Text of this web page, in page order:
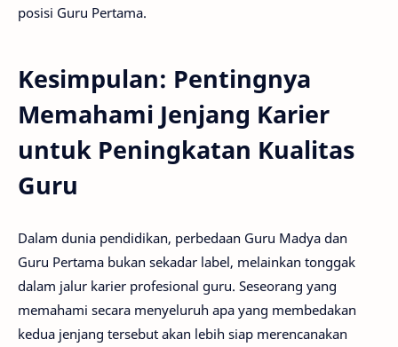
posisi Guru Pertama.
Kesimpulan: Pentingnya
Memahami Jenjang Karier
untuk Peningkatan Kualitas
Guru
Dalam dunia pendidikan, perbedaan Guru Madya dan
Guru Pertama bukan sekadar label, melainkan tonggak
dalam jalur karier profesional guru. Seseorang yang
memahami secara menyeluruh apa yang membedakan
kedua jenjang tersebut akan lebih siap merencanakan